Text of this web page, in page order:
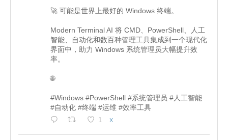
🚀 可能是世界上最好的 Windows 终端。
Modern Terminal AI 将 CMD、PowerShell、人工
智能、自动化和数百种管理工具集成到一个现代化
界面中，助力 Windows 系统管理员大幅提升效
率。
🌐
#Windows #PowerShell #系统管理员 #人工智能
#自动化 #终端 #运维 #效率工具
1 X